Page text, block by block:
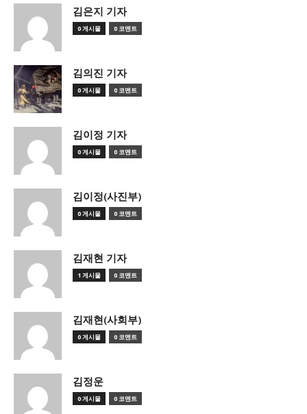
김은지 기자
0 게시물 0 코멘트
김의진 기자
0 게시물 0 코멘트
김이정 기자
0 게시물 0 코멘트
김이정(사진부)
0 게시물 0 코멘트
김재현 기자
1 게시물 0 코멘트
김재현(사회부)
0 게시물 0 코멘트
김정운
0 게시물 0 코멘트